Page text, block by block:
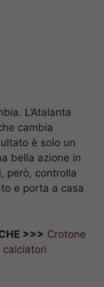
L’Atalanta
cambia
è solo un
bella azione in
però, controlla
e porta a casa
>>> Crotone
calciatori